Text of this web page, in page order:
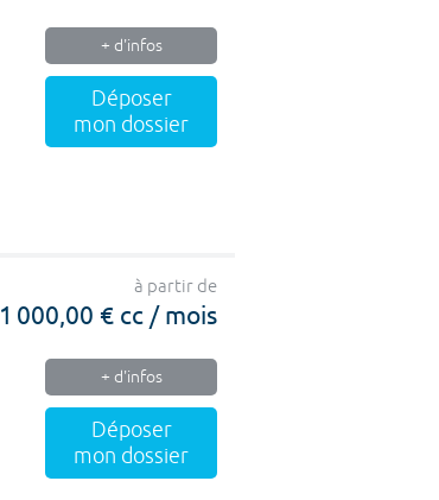
+ d'infos
Déposer
mon dossier
à partir de
1 000,00 € cc / mois
+ d'infos
Déposer
mon dossier